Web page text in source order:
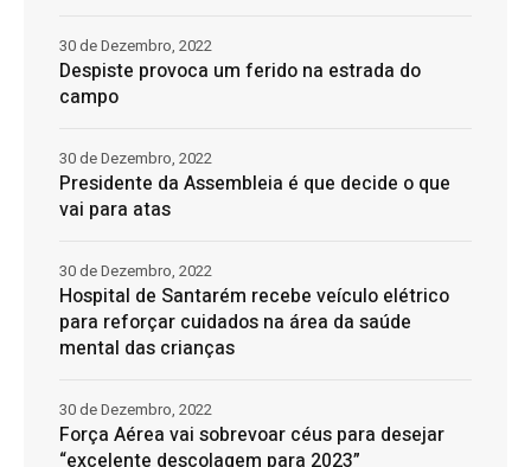
Despiste provoca um ferido na estrada do
campo
30 de Dezembro, 2022
Presidente da Assembleia é que decide o que
vai para atas
30 de Dezembro, 2022
Hospital de Santarém recebe veículo elétrico
para reforçar cuidados na área da saúde
mental das crianças
30 de Dezembro, 2022
Força Aérea vai sobrevoar céus para desejar
“excelente descolagem para 2023”
30 de Dezembro, 2022